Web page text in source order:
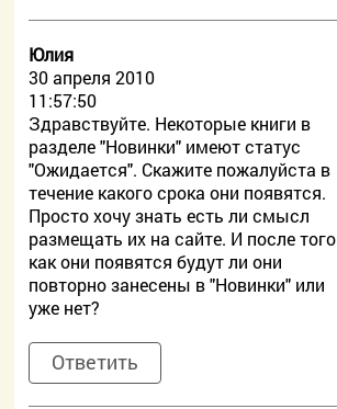
Юлия
30 апреля 2010
11:57:50
Здравствуйте. Некоторые книги в
разделе "Новинки" имеют статус
"Ожидается". Скажите пожалуйста в
течение какого срока они появятся.
Просто хочу знать есть ли смысл
размещать их на сайте. И после того
как они появятся будут ли они
повторно занесены в "Новинки" или
уже нет?
Ответить